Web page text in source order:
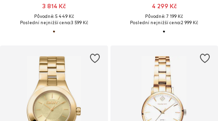
3 814 Kč
Původně: 5 449 Kč
Poslední nejnižší cena:3 599 Kč
4 299 Kč
Původně: 7 199 Kč
Poslední nejnižší cena:2 999 Kč